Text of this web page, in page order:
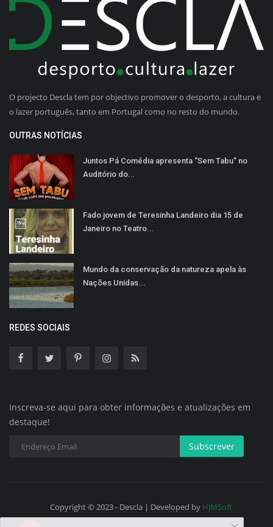
O projecto Descla tem por objectivo promover o desporto, a cultura e
o lazer português, tanto em Portugal como no resto do mundo.
OUTRAS NOTÍCIAS
Juntos Pá Comédia apresenta “Sem Tabu” no
Auditório do...
Fado jovem de Teresinha Landeiro dia 15 de
Janeiro no Teatro...
Mundo da conservação da natureza apela às
Nações Unidas...
REDES SOCIAIS
Inscreva-se aqui para obter informações e atualizações em
destaque!
Subscrever
Copyright © 2023 - Descla | Developed by HJMSoft